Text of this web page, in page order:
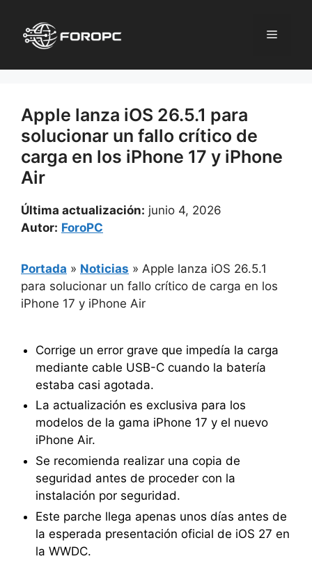
contenido
Menú
Apple lanza iOS 26.5.1 para
solucionar un fallo crítico de
carga en los iPhone 17 y iPhone
Air
Última actualización: junio 4, 2026
Autor: ForoPC
Portada » Noticias » Apple lanza iOS 26.5.1
para solucionar un fallo crítico de carga en los
iPhone 17 y iPhone Air
Corrige un error grave que impedía la carga
mediante cable USB-C cuando la batería
estaba casi agotada.
La actualización es exclusiva para los
modelos de la gama iPhone 17 y el nuevo
iPhone Air.
Se recomienda realizar una copia de
seguridad antes de proceder con la
instalación por seguridad.
Este parche llega apenas unos días antes de
la esperada presentación oficial de iOS 27 en
la WWDC.